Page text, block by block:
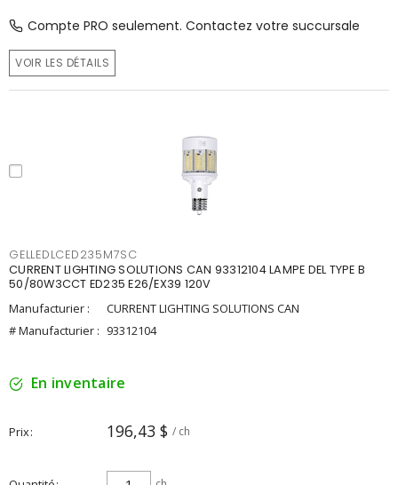
Compte PRO seulement. Contactez votre succursale
VOIR LES DÉTAILS
GELLEDLCED235M7SC
CURRENT LIGHTING SOLUTIONS CAN 93312104 LAMPE DEL TYPE B
50/80W3CCT ED235 E26/EX39 120V
Manufacturier :
CURRENT LIGHTING SOLUTIONS CAN
# Manufacturier : 93312104
En inventaire
Prix 196,43 $ / ch